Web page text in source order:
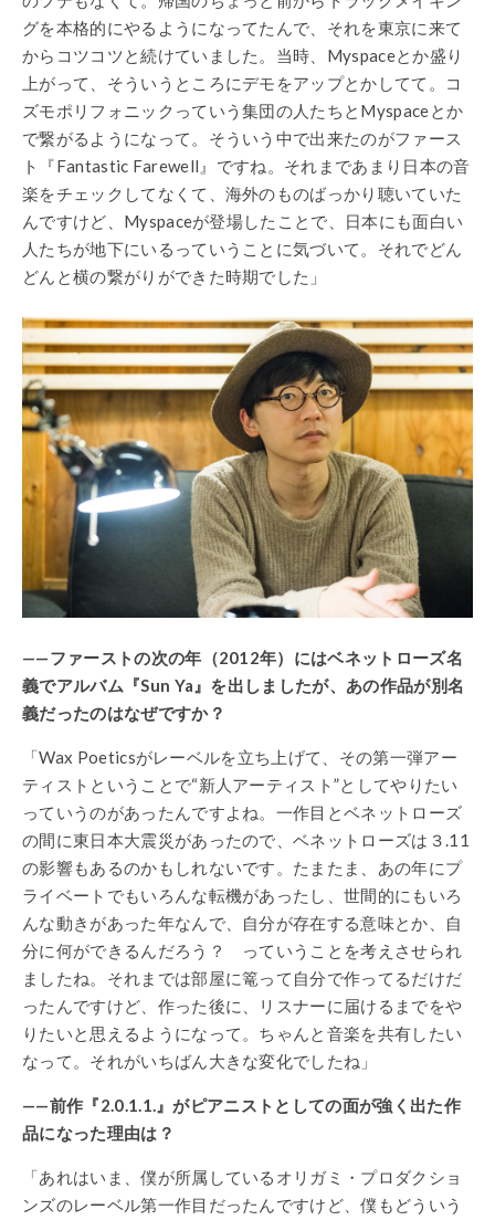
グを本格的にやるようになってたんで、それを東京に来て
からコツコツと続けていました。当時、Myspaceとか盛り
上がって、そういうところにデモをアップとかしてて。コ
ズモポリフォニックっていう集団の人たちとMyspaceとか
で繋がるようになって。そういう中で出来たのがファース
ト『Fantastic Farewell』ですね。それまであまり日本の音
楽をチェックしてなくて、海外のものばっかり聴いていた
んですけど、Myspaceが登場したことで、日本にも面白い
人たちが地下にいるっていうことに気づいて。それでどん
どんと横の繋がりができた時期でした」
——ファーストの次の年（2012年）にはベネットローズ名
義でアルバム『Sun Ya』を出しましたが、あの作品が別名
義だったのはなぜですか？
「Wax Poeticsがレーベルを立ち上げて、その第一弾アー
ティストということで“新人アーティスト”としてやりたい
っていうのがあったんですよね。一作目とベネットローズ
の間に東日本大震災があったので、ベネットローズは３.11
の影響もあるのかもしれないです。たまたま、あの年にプ
ライベートでもいろんな転機があったし、世間的にもいろ
んな動きがあった年なんで、自分が存在する意味とか、自
分に何ができるんだろう？ っていうことを考えさせられ
ましたね。それまでは部屋に篭って自分で作ってるだけだ
ったんですけど、作った後に、リスナーに届けるまでをや
りたいと思えるようになって。ちゃんと音楽を共有したい
なって。それがいちばん大きな変化でしたね」
——前作『2.0.1.1.』がピアニストとしての面が強く出た作
品になった理由は？
「あれはいま、僕が所属しているオリガミ・プロダクショ
ンズのレーベル第一作目だったんですけど、僕もどういう